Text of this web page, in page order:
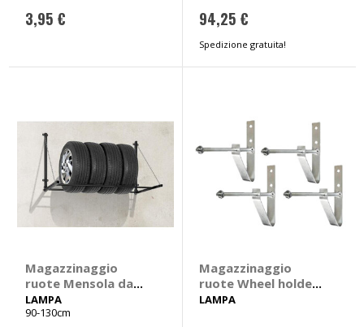
3,95 € 94,25 €
Spedizione gratuita!
Magazzinaggio
ruote Mensola da
parete - LAMPA
LAMPA
90-130cm
Magazzinaggio
ruote Wheel holder
- LAMPA
LAMPA